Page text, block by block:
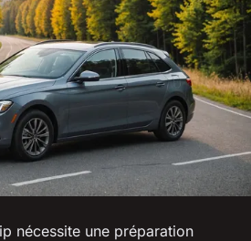
nécessite une préparation